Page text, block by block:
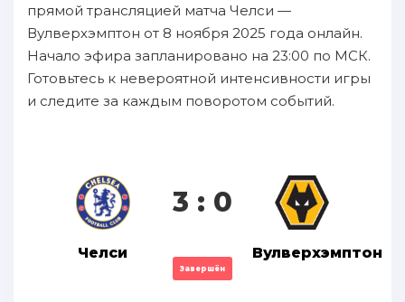
прямой трансляцией матча Челси —
Вулверхэмптон от 8 ноября 2025 года онлайн.
Начало эфира запланировано на 23:00 по МСК.
Готовьтесь к невероятной интенсивности игры
и следите за каждым поворотом событий.
Челси
3 : 0
Завершён
Вулверхэмптон